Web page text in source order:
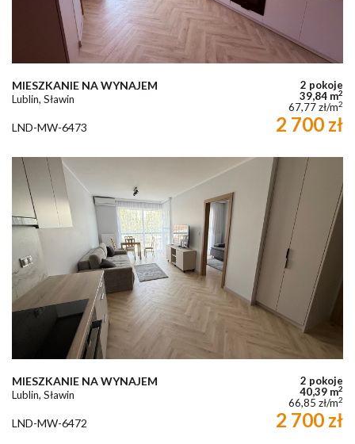
MIESZKANIE NA WYNAJEM
Lublin, Sławin
2 pokoje
39,84 m2
67,77 zł/m2
LND-MW-6473 2 700 zł
MIESZKANIE NA WYNAJEM
Lublin, Sławin
2 pokoje
40,39 m2
66,85 zł/m2
LND-MW-6472 2 700 zł